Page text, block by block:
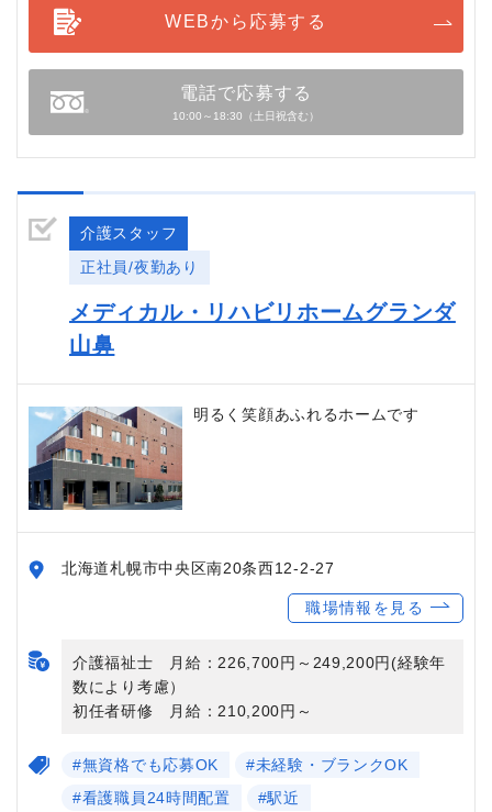
WEBから応募する
電話で応募する
10:00～18:30（土日祝含む）
介護スタッフ
正社員/夜勤あり
メディカル・リハビリホームグランダ
山鼻
明るく笑顔あふれるホームです
北海道札幌市中央区南20条西12-2-27
職場情報を見る
介護福祉士 月給：226,700円～249,200円(経験年
数により考慮）
初任者研修 月給：210,200円～
#無資格でも応募OK
#未経験・ブランクOK
#看護職員24時間配置
#駅近